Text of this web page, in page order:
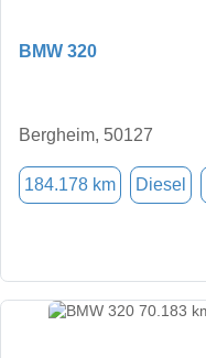
BMW 320
Bergheim, 50127
184.178 km Diesel